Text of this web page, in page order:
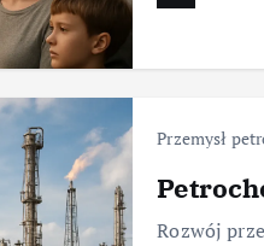
Przemysł
Rozwój